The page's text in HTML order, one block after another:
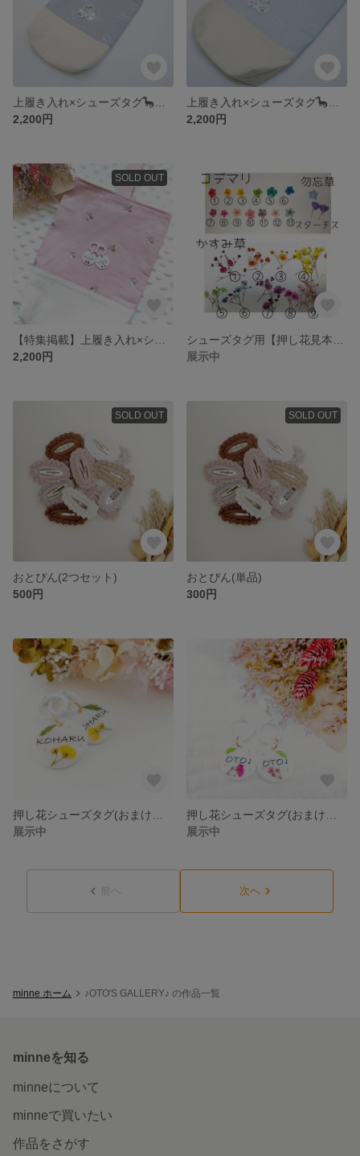
2,200円
2,200円
SOLD OUT
2,200円
展示中
SOLD OUT
おとぴん(2つセット)
500円
SOLD OUT
おとぴん(単品)
300円
展示中
展示中
前へ 次へ
minne ホーム ♪OTO'S GALLERY♪ の作品一覧
minneを知る
minneについて
minneで買いたい
作品をさがす